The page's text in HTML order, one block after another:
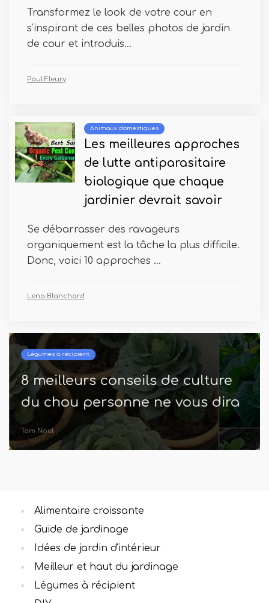
Transformez le look de votre cour en
s'inspirant de ces belles photos de jardin
de cour et introduis...
Paul Fleury
Animaux domestiques
Les meilleures approches
de lutte antiparasitaire
biologique que chaque
jardinier devrait savoir
Se débarrasser des ravageurs
organiquement est la tâche la plus difficile.
Donc, voici 10 approches ...
Lena Blanchard
Légumes à récipient
8 meilleurs conseils de culture
du chou personne ne vous dira
Tom Noel
Alimentaire croissante
Guide de jardinage
Idées de jardin d'intérieur
Meilleur et haut du jardinage
Légumes à récipient